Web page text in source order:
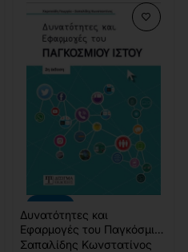
Δυνατότητες και
Εφαρμογές του Παγκόσμιου
Ιστού - 2η έκδοση
Σαπαλίδης Κωνστατίνος